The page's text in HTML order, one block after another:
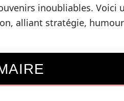
inoubliables. Voici
alliant stratégie,